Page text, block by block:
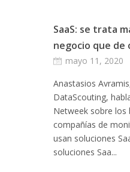
SaaS: se trata
negocio que de
mayo 11, 2020
Anastasios
DataScouting,
Netweek sobre los
compañías de
usan soluciones
soluciones Saa...